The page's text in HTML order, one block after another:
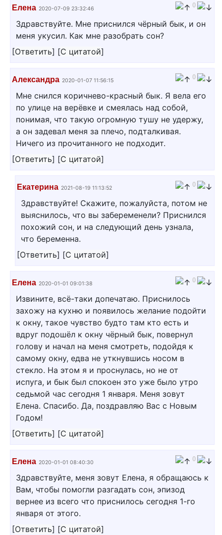
Елена 2020-07-09 23:32:46 0
Здравствуйте. Мне приснился чёрный бык, и он
меня укусил. Как мне разобрать сон?
[Ответить] [С цитатой]
Александра 2020-01-07 11:56:15 0
Мне снился коричнево-красный бык. Я вела его
по улице на верёвке и смеялась над собой,
понимая, что такую огромную тушу не удержу,
а он задевал меня за плечо, подталкивая.
Ничего из прочитанного не подходит.
[Ответить] [С цитатой]
Екатерина 2021-08-19 11:13:52 0
Здравствуйте! Скажите, пожалуйста, потом не
выяснилось, что вы забеременели? Приснился
похожий сон, и на следующий день узнала,
что беременна.
[Ответить] [С цитатой]
Елена 2020-01-01 09:01:38 0
Извините, всё-таки допечатаю. Приснилось
захожу на кухню и появилось желание подойти
к окну, такое чувство будто там кто есть и
вдруг подошёл к окну чёрный бык, повернул
голову и начал на меня смотреть, подойдя к
самому окну, едва не уткнувшись носом в
стекло. На этом я и проснулась, но не от
испуга, и бык был спокоен это уже было утро
седьмой час сегодня 1 января. Меня зовут
Елена. Спасибо. Да, поздравляю Вас с Новым
Годом!
[Ответить] [С цитатой]
Елена 2020-01-01 08:40:30 0
Здравствуйте, меня зовут Елена, я обращаюсь к
Вам, чтобы помогли разгадать сон, эпизод
вернее из всего что приснилось сегодня 1-го
января от этого.
[Ответить] [С цитатой]